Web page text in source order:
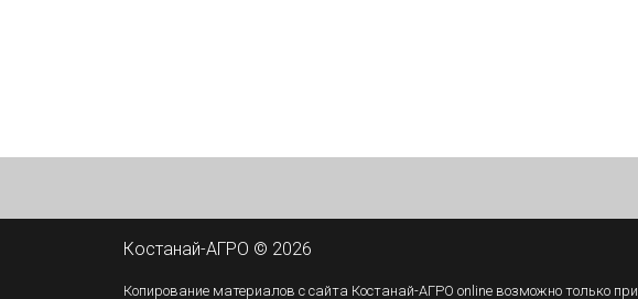
Костанай-АГРО © 2026
Копирование материалов с сайта Костанай-АГРО online возможно только при